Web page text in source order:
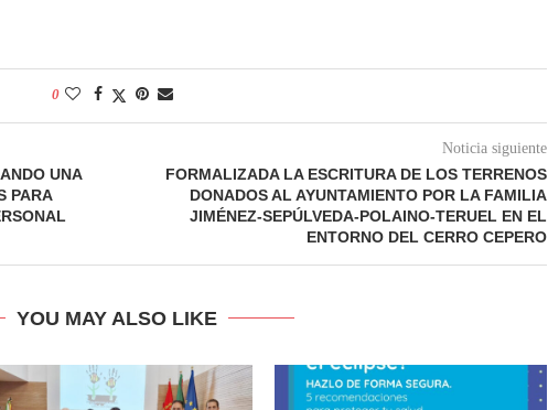
0
UNA
PARA
Noticia siguiente
FORMALIZADA LA ESCRITURA DE LOS TERRENOS
DONADOS AL AYUNTAMIENTO POR LA FAMILIA
JIMÉNEZ-SEPÚLVEDA-POLAINO-TERUEL EN EL
ENTORNO DEL CERRO CEPERO
YOU MAY ALSO LIKE